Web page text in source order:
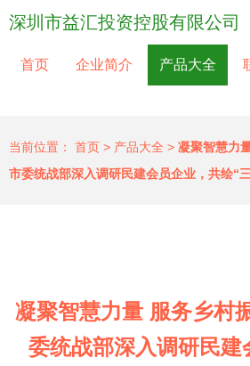
深圳市益汇投资控股有限公司
首页 企业简介 产品大全
当前位置： 首页 > 产品大全 > 凝聚智慧力
市委统战部深入调研民建会员企业，共绘“
凝聚智慧力量 服务乡
委统战部深入调研民建